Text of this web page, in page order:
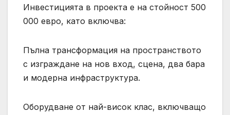
Инвестицията в проекта е на стойност 500
000 евро, като включва:
Пълна трансформация на пространството
с изграждане на нов вход, сцена, два бара
и модерна инфраструктура.
Оборудване от най-висок клас, включващо